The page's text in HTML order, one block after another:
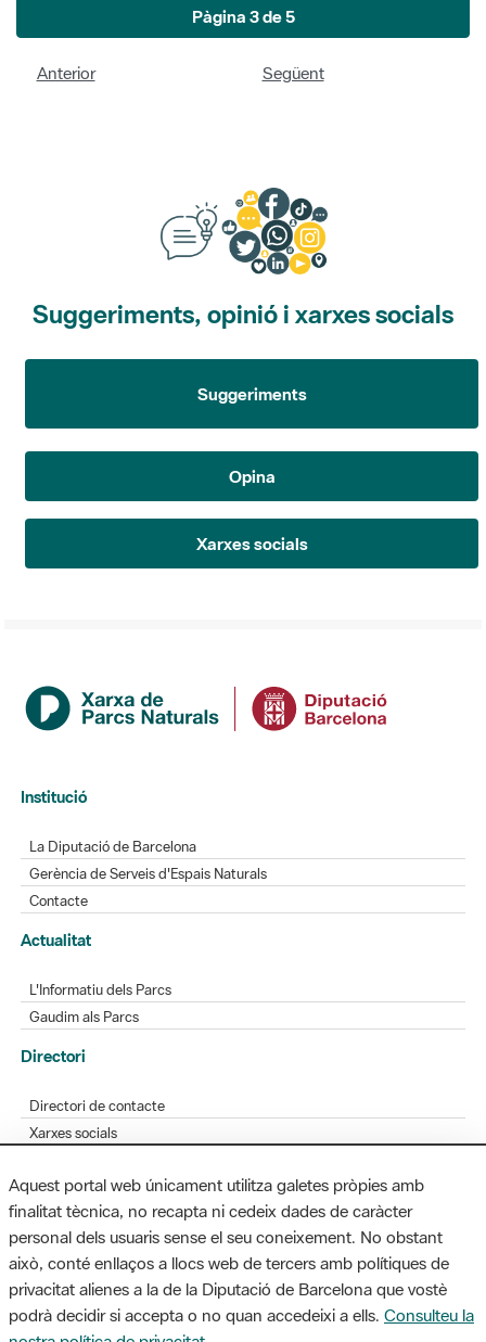
Pàgina 3 de 5
Anterior Següent
Suggeriments, opinió i xarxes socials
Suggeriments
Opina
Xarxes socials
Institució
La Diputació de Barcelona
Gerència de Serveis d'Espais Naturals
Contacte
Actualitat
L'Informatiu dels Parcs
Gaudim als Parcs
Directori
Directori de contacte
Xarxes socials
Bústia de suggeriments
Opineu sobre els parcs
MAPA WEB AVÍS LEGAL ACCESSIBILITAT
Aquest portal web únicament utilitza galetes pròpies amb
finalitat tècnica, no recapta ni cedeix dades de caràcter
personal dels usuaris sense el seu coneixement. No obstant
això, conté enllaços a llocs web de tercers amb polítiques de
privacitat alienes a la de la Diputació de Barcelona que vostè
podrà decidir si accepta o no quan accedeixi a ells. Consulteu la